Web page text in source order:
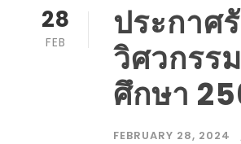
28
FEB
ประกาศ
วิศวกรร
ศึกษา
FEBRUARY 28, 2024